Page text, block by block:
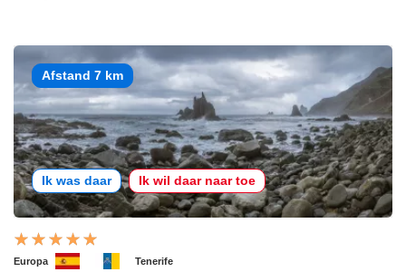
Afstand 7 km
Ik was daar Ik wil daar naar toe
Europa Tenerife